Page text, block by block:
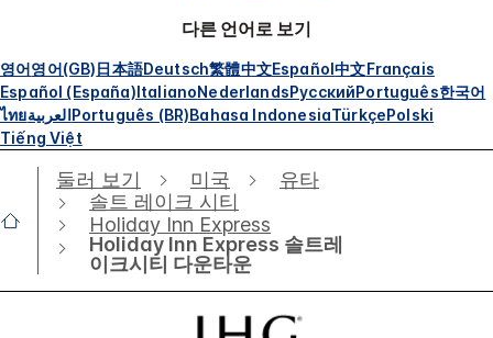
다른 언어로 보기
영어영어(GB)日本語Deutsch繁體中文Español中文Français
Español (España)ItalianoNederlandsРусскийPortuguês한국어
ไทยالعربيةPortuguês (BR)Bahasa IndonesiaTürkçePolski
Tiếng Việt
둘러 보기 미국
유타
솔트 레이크 시티
Holiday Inn Express
Holiday Inn Express 솔트레
이크시티 다운타운